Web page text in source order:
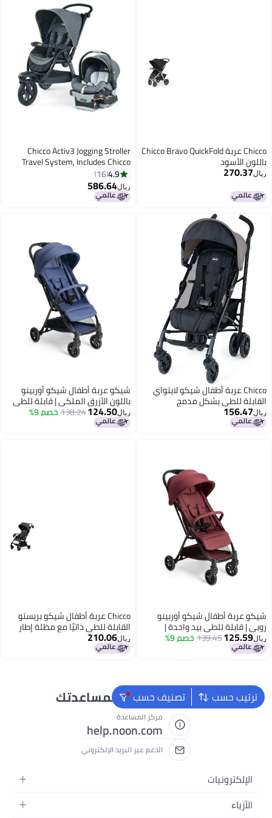
Chicco عربة Chicco Bravo QuickFold
باللون الأسود
ريال270.37
Chicco Activ3 Jogging Stroller
Travel System, Includes Chicco
KeyFit 30 Infant Car Seat with
Base, Lightweight Aluminum
Frame, Stroller and Car Seat
Combo, Baby Travel Gear |
4.9
16
ريال586.64
Chicco عربة أطفال شيكو لايتواي
القابلة للطي بشكل مدمج
ريال156.47
شيكو عربة أطفال شيكو أوربينو
باللون الأزرق الملكي | قابلة للطي
بيد واحدة | مقاعد واسعة ومريحة
مع وسادة كتف | مسند ظهر قابل
ريال124.50
138.24خصم 9%
شيكو عربة أطفال شيكو أوربينو
روبي | قابلة للطي بيد واحدة |
مقاعد واسعة ومريحة مع وسادة
كتف | مسند ظهر قابل للإمالة
حماية من الأشعة فوق البنفسجية
50+
ريال125.59
139.45خصم 9%
Chicco عربة أطفال شيكو بريستو
القابلة للطي ذاتيًا مع مظلة إطار
ألمنيوم خفيف الوزن عربة مظلة
ريال210.06
ترتيب حسب تصنيف حسب
نحن دائماً جاهزون لمساعدتك
مركز المساعدة
help.noon.com
الدعم عبر البريد الإلكتروني
الإلكترونيات
الجوالات
الأزياء